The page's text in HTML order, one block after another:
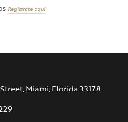
Regístrate aquí
Miami, Florida 33178